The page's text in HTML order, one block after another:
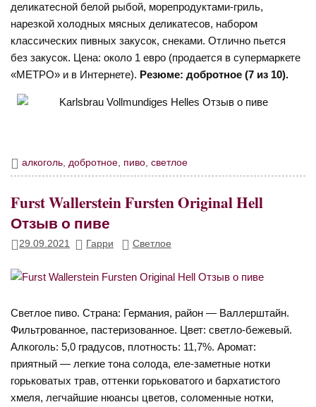
деликатесной белой рыбой, морепродуктами-гриль,
нарезкой холодных мясных деликатесов, набором
классических пивных закусок, снеками. Отлично пьется
без закусок. Цена: около 1 евро (продается в супермаркете
«МЕТРО» и в Интернете). Резюме: добротное (7 из 10).
алкоголь,добротное, пиво,светлое
Furst Wallerstein Fursten Original Hell
Отзыв о пиве
29.09.2021 Гарри Светлое
Светлое пиво. Страна: Германия, район — Валлерштайн.
Фильтрованное, пастеризованное. Цвет: светло-бежевый.
Алкоголь: 5,0 градусов, плотность: 11,7%. Аромат:
приятный — легкие тона солода, еле-заметные нотки
горьковатых трав, оттенки горьковатого и бархатистого
хмеля, легчайшие нюансы цветов, соломенные нотки,